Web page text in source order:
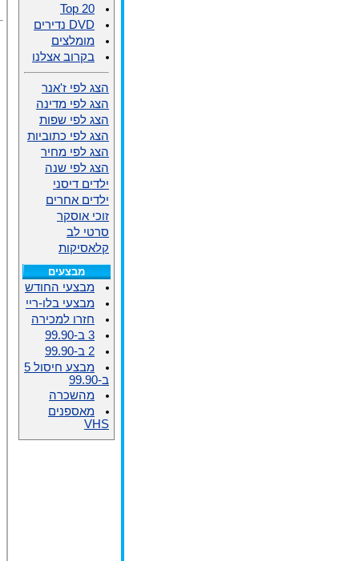
Top 20
DVD נדירים
מומלצים
בקרוב אצלנו
הצג לפי ז'אנר
הצג לפי מדינה
הצג לפי שפות
הצג לפי כתוביות
הצג לפי מחיר
הצג לפי שנה
ילדים דיסני
ילדים אחרים
זוכי אוסקר
סרטי לב
קלאסיקות
מבצעים
מבצעי החודש
מבצעי בלו-ריי
חזרו למכירה
3 ב-99.90
2 ב-99.90
מבצע חיסול 5
ב-99.90
מהשכרה
מאספנים
VHS